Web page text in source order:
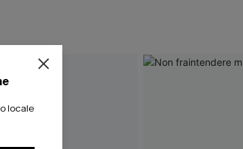
locale